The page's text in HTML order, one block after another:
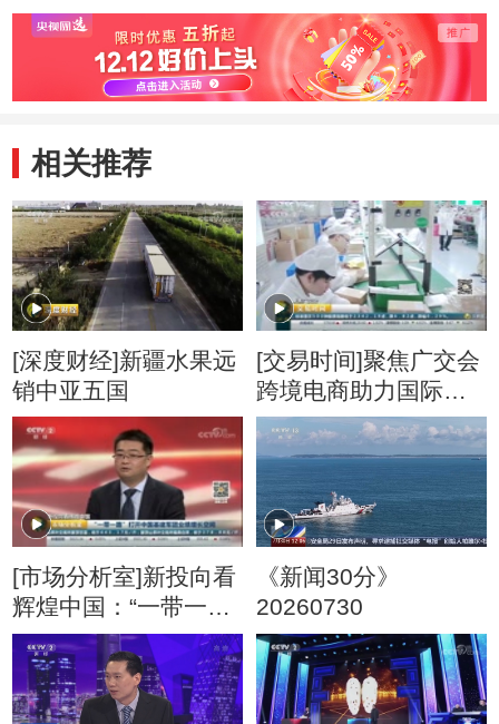
流”平行主题会议
国“信
相关推荐
[深度财经]新疆水果远
销中亚五国
[交易时间]聚焦广交会
跨境电商助力国际市
场 “一带一路”沿线成
企业布局重点
[市场分析室]新投向看
辉煌中国：“一带一
路”打开中国基建军团
业绩增长空间
《新闻30分》
20260730